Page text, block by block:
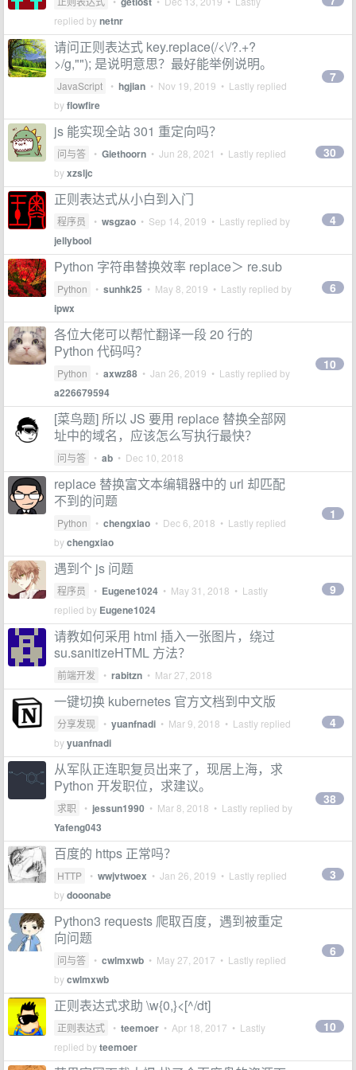
replied bynetnr
请问正则表达式 key.replace(/<\/?.+?
>/g,""); 是说明意思？最好能举例说明。
JavaScript • hgjian • Nov 19, 2019 • Lastly replied
byflowfire
7
js 能实现全站 301 重定向吗？
问与答 • Giethoorn • Jun 28, 2021 • Lastly replied
byxzsljc
30
正则表达式从小白到入门
程序员 • wsgzao • Sep 14, 2019 • Lastly replied by
jellybool
4
Python 字符串替换效率 replace＞ re.sub
Python • sunhk25 • May 8, 2019 • Lastly replied by
ipwx
6
各位大佬可以帮忙翻译一段 20 行的
Python 代码吗？
Python • axwz88 • Jan 26, 2019 • Lastly replied by
a226679594
10
[菜鸟题] 所以 JS 要用 replace 替换全部网
址中的域名，应该怎么写执行最快？
问与答 • ab • Dec 10, 2018
replace 替换富文本编辑器中的 url 却匹配
不到的问题
Python • chengxiao • Dec 6, 2018 • Lastly replied
bychengxiao
1
遇到个 js 问题
程序员 • Eugene1024 • May 31, 2018 • Lastly
replied by Eugene1024
9
请教如何采用 html 插入一张图片，绕过
su.sanitizeHTML 方法？
前端开发 • rabitzn • Mar 27, 2018
一键切换 kubernetes 官方文档到中文版
分享发现 • yuanfnadi • Mar 9, 2018 • Lastly replied
byyuanfnadi
4
从军队正连职复员出来了，现居上海，求
Python 开发职位，求建议。
求职 • jessun1990 • Mar 8, 2018 • Lastly replied by
Yafeng043
38
百度的 https 正常吗？
HTTP • wwjvtwoex • Jan 26, 2019 • Lastly replied
bydooonabe
3
Python3 requests 爬取百度，遇到被重定
向问题
问与答 • cwlmxwb • May 27, 2017 • Lastly replied
bycwlmxwb
6
正则表达式求助 \w{0,}<[^/dt]
正则表达式 • teemoer • Apr 18, 2017 • Lastly
replied byteemoer
10